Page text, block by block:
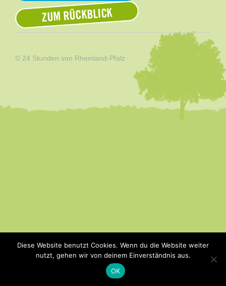
ZUM RÜCKBLICK
© 24 Stunden von Rheinland-Pfalz
Diese Website benutzt Cookies. Wenn du die Website weiter
nutzt, gehen wir von deinem Einverständnis aus.
OK